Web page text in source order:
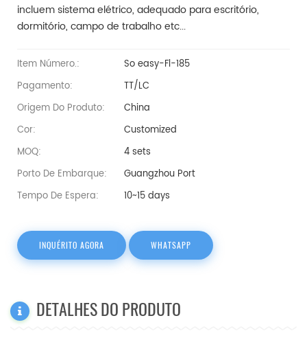
incluem sistema elétrico, adequado para escritório,
dormitório, campo de trabalho etc...
Item Número.:
So easy-Fl-185
Pagamento:
TT/LC
Origem Do Produto:
China
Cor:
Customized
MOQ:
4 sets
Porto De Embarque:
Guangzhou Port
Tempo De Espera:
10~15 days
INQUÉRITO AGORA WHATSAPP
DETALHES DO PRODUTO